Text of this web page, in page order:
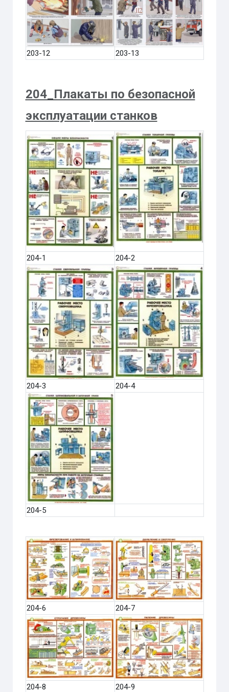
203-12 203-13
204_Плакаты по безопасной
эксплуатации станков
204-1 204-2
204-3 204-4
204-5
204-6 204-7
204-8 204-9